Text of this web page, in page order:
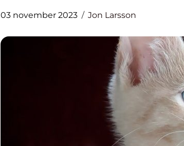
03 november 2023 Jon Larsson